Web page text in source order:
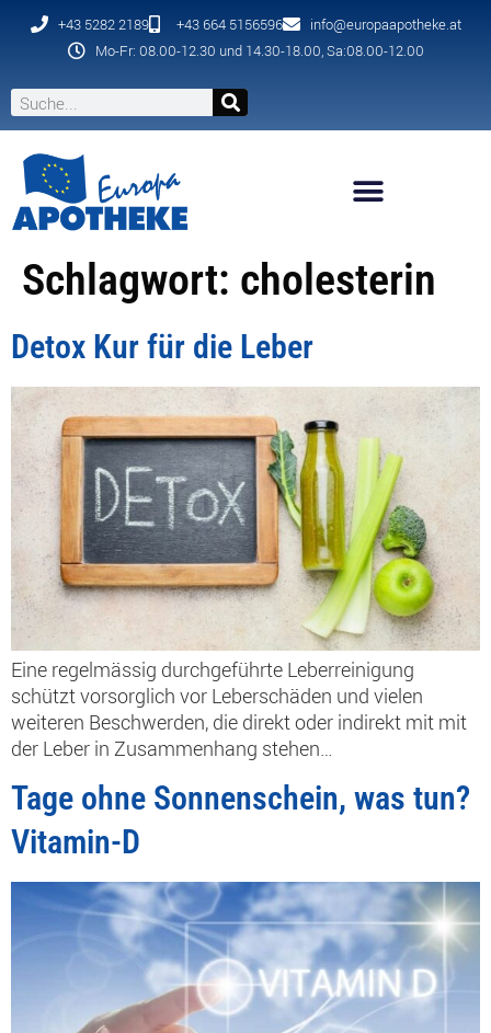
+43 5282 2189 +43 664 5156596
info@europaapotheke.at
Mo-Fr: 08.00-12.30 und 14.30-18.00, Sa:08.00-12.00
Schlagwort: cholesterin
Detox Kur für die Leber
Eine regelmässig durchgeführte Leberreinigung
schützt vorsorglich vor Leberschäden und vielen
weiteren Beschwerden, die direkt oder indirekt mit mit
der Leber in Zusammenhang stehen…
Tage ohne Sonnenschein, was tun?
Vitamin-D